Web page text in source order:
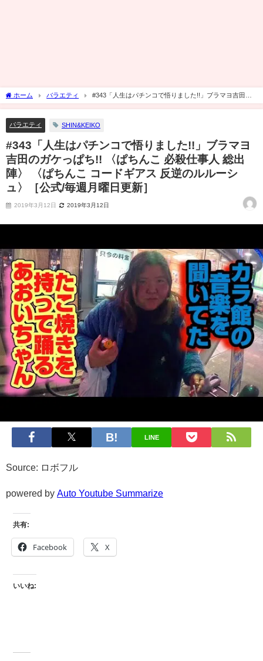
ホーム バラエティ
#343「人生はパチンコで悟りました!!」ブラマヨ吉田の
ガケっぱち!! 〈ぱちんこ 必殺仕事人 総出陣〉 〈ぱちんこ コードギアス 反逆のルルー
バラエティ
SHIN&KEIKO
#343「人生はパチンコで悟りました!!」ブラマヨ
吉田のガケっぱち!! 〈ぱちんこ 必殺仕事人 総出
陣〉 〈ぱちんこ コードギアス 反逆のルルーシ
ュ〉［公式/毎週月曜日更新］
2019年3月12日 2019年3月12日
LINE
Source: ロボフル
powered by Auto Youtube Summarize
共有:
Facebook X
いいね: